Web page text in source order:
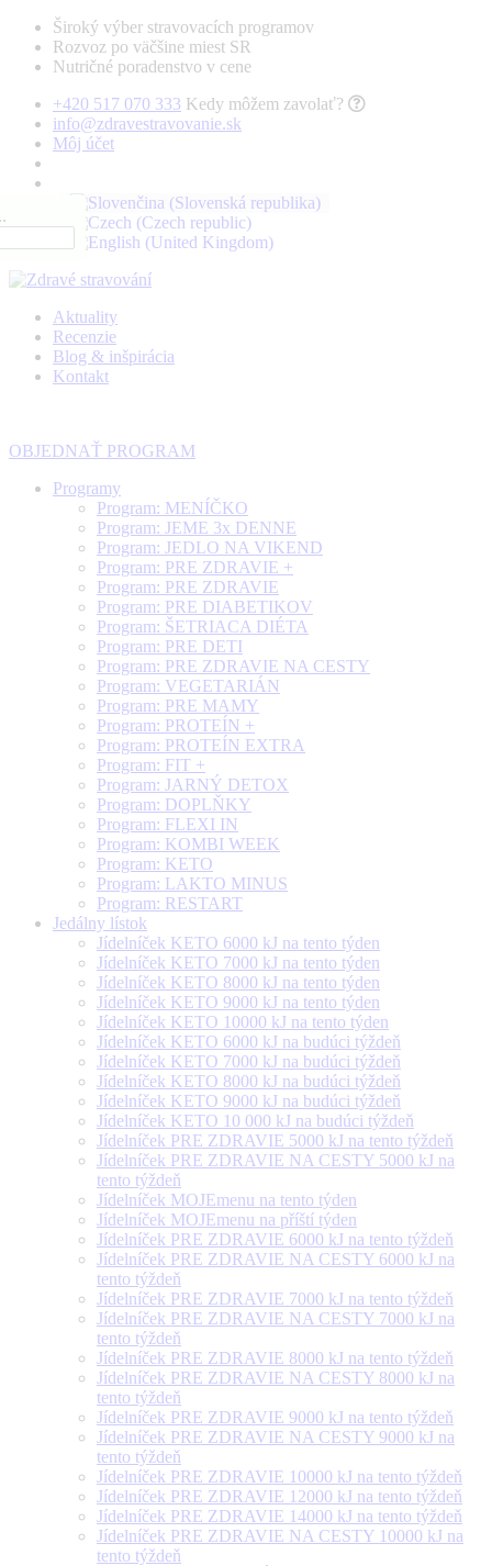
Široký výber stravovacích programov
Rozvoz po väčšine miest SR
Nutričné poradenstvo v cene
+420 517 070 333 Kedy môžem zavolať?
info@zdravestravovanie.sk
Môj účet
Aktuality
Recenzie
Blog & inšpirácia
Kontakt
OBJEDNAŤ PROGRAM
Programy
Program: MENÍČKO
Program: JEME 3x DENNE
Program: JEDLO NA VIKEND
Program: PRE ZDRAVIE +
Program: PRE ZDRAVIE
Program: PRE DIABETIKOV
Program: ŠETRIACA DIÉTA
Program: PRE DETI
Program: PRE ZDRAVIE NA CESTY
Program: VEGETARIÁN
Program: PRE MAMY
Program: PROTEÍN +
Program: PROTEÍN EXTRA
Program: FIT +
Program: JARNÝ DETOX
Program: DOPLŇKY
Program: FLEXI IN
Program: KOMBI WEEK
Program: KETO
Program: LAKTO MINUS
Program: RESTART
Jedálny lístok
Jídelníček KETO 6000 kJ na tento týden
Jídelníček KETO 7000 kJ na tento týden
Jídelníček KETO 8000 kJ na tento týden
Jídelníček KETO 9000 kJ na tento týden
Jídelníček KETO 10000 kJ na tento týden
Jídelníček KETO 6000 kJ na budúci týždeň
Jídelníček KETO 7000 kJ na budúci týždeň
Jídelníček KETO 8000 kJ na budúci týždeň
Jídelníček KETO 9000 kJ na budúci týždeň
Jídelníček KETO 10 000 kJ na budúci týždeň
Jídelníček PRE ZDRAVIE 5000 kJ na tento týždeň
Jídelníček PRE ZDRAVIE NA CESTY 5000 kJ na
tento týždeň
Jídelníček MOJEmenu na tento týden
Jídelníček MOJEmenu na příští týden
Jídelníček PRE ZDRAVIE 6000 kJ na tento týždeň
Jídelníček PRE ZDRAVIE NA CESTY 6000 kJ na
tento týždeň
Jídelníček PRE ZDRAVIE 7000 kJ na tento týždeň
Jídelníček PRE ZDRAVIE NA CESTY 7000 kJ na
tento týždeň
Jídelníček PRE ZDRAVIE 8000 kJ na tento týždeň
Jídelníček PRE ZDRAVIE NA CESTY 8000 kJ na
tento týždeň
Jídelníček PRE ZDRAVIE 9000 kJ na tento týždeň
Jídelníček PRE ZDRAVIE NA CESTY 9000 kJ na
tento týždeň
Jídelníček PRE ZDRAVIE 10000 kJ na tento týždeň
Jídelníček PRE ZDRAVIE 12000 kJ na tento týždeň
Jídelníček PRE ZDRAVIE 14000 kJ na tento týždeň
Jídelníček PRE ZDRAVIE NA CESTY 10000 kJ na
tento týždeň